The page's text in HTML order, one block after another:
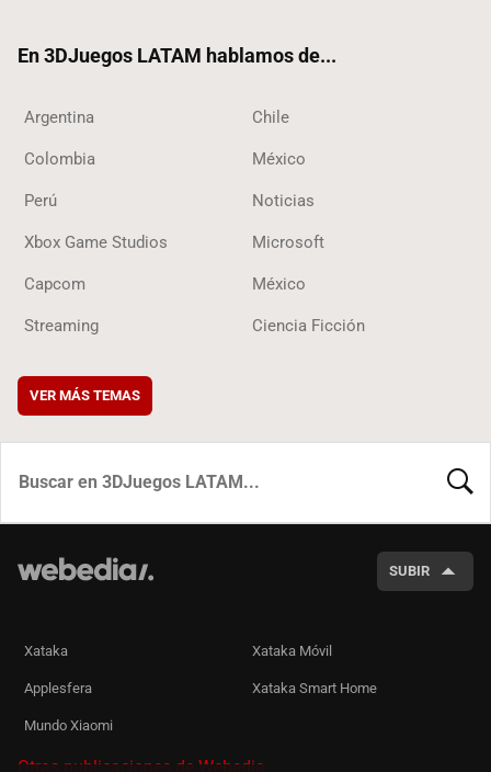
En 3DJuegos LATAM hablamos de...
Argentina Chile
Colombia México
Perú Noticias
Xbox Game Studios Microsoft
Capcom México
Streaming Ciencia Ficción
VER MÁS TEMAS
SUBIR
Xataka Xataka Móvil
Applesfera Xataka Smart Home
Mundo Xiaomi
Otras publicaciones de Webedia